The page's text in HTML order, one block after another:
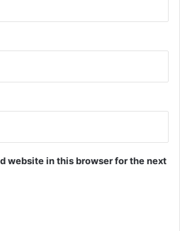
website in this browser for the next